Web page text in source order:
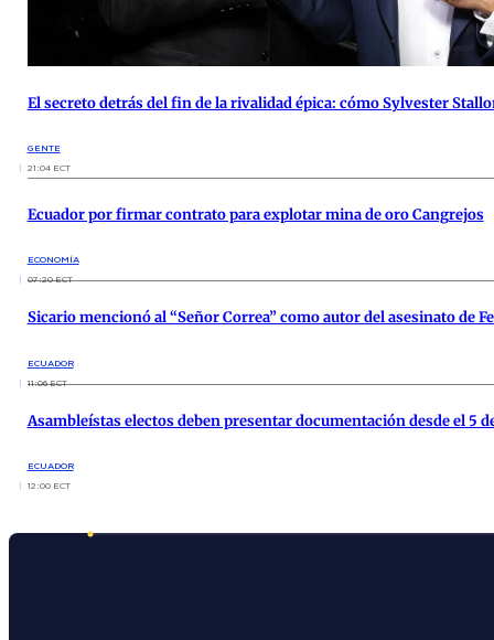
El secreto detrás del fin de la rivalidad épica: cómo Sylvester
GENTE
21:04 ECT
Ecuador por firmar contrato para explotar mina de oro Cangrejos
ECONOMÍA
07:20 ECT
Sicario mencionó al “Señor Correa” como autor del asesinato de
ECUADOR
11:06 ECT
Asambleístas electos deben presentar documentación desde el 5
ECUADOR
12:00 ECT